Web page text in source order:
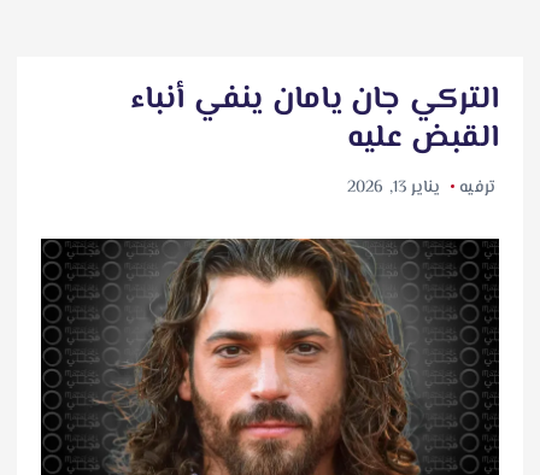
التركي جان يامان ينفي أنباء
القبض عليه
ترفيه يناير 13, 2026